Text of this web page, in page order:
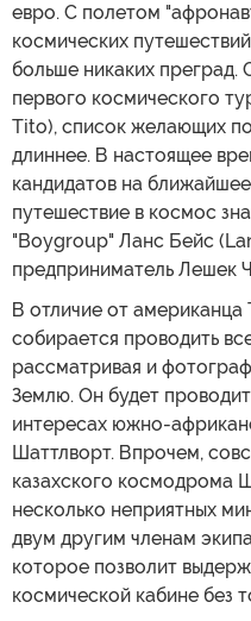
евро. С полетом
космических
больше никаких преград.
первого космического
Tito), список желающих
длиннее. В настоящее
кандидатов на
путешествие в космос
"Boygroup" Ланс Бейс
предприниматель Лешек
В отличие от американца
собирается проводить
рассматривая и
Землю. Он будет
интересах южно-
Шаттлворт. Впрочем,
казахского космодрома
несколько неприятных
двум другим членам
которое позволит
космической кабине без